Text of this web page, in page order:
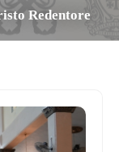
Redentore